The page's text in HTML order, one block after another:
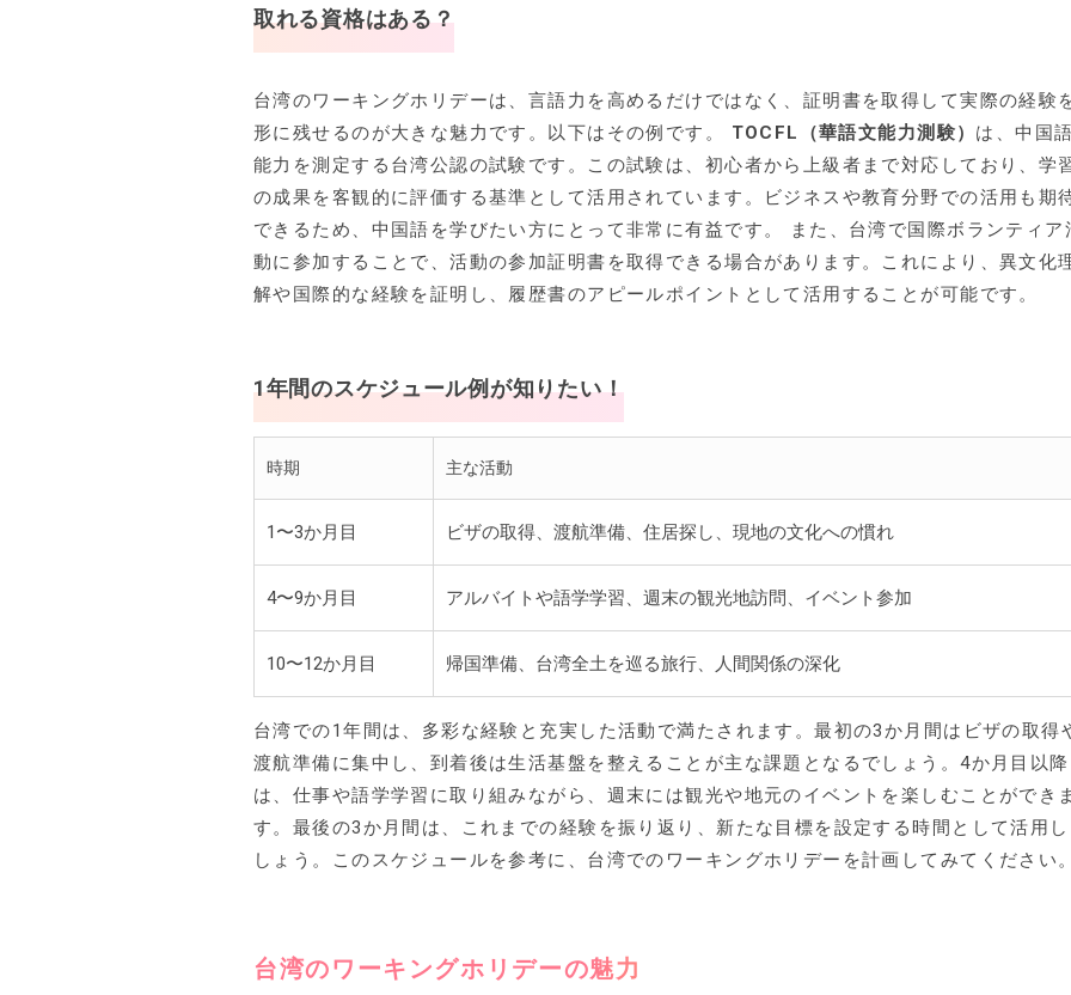
取れる資格はある？
台湾のワーキングホリデーは、言語力を高めるだけではなく、証明書を取得して実際の経験
形に残せるのが大きな魅力です。以下はその例です。 TOCFL（華語文能力測験） は、中国語
能力を測定する台湾公認の試験です。この試験は、初心者から上級者まで対応しており、学
の成果を客観的に評価する基準として活用されています。ビジネスや教育分野での活用も期
できるため、中国語を学びたい方にとって非常に有益です。 また、台湾で国際ボランティア
動に参加することで、活動の参加証明書を取得できる場合があります。これにより、異文化
解や国際的な経験を証明し、履歴書のアピールポイントとして活用することが可能です。
1年間のスケジュール例が知りたい！
時期 主な活動
1〜3か月目 ビザの取得、渡航準備、住居探し、現地の文化への慣れ
4〜9か月目 アルバイトや語学学習、週末の観光地訪問、イベント参加
10〜12か月目 帰国準備、台湾全土を巡る旅行、人間関係の深化
台湾での1年間は、多彩な経験と充実した活動で満たされます。最初の3か月間はビザの取得
渡航準備に集中し、到着後は生活基盤を整えることが主な課題となるでしょう。4か月目以降
は、仕事や語学学習に取り組みながら、週末には観光や地元のイベントを楽しむことができま
す。最後の3か月間は、これまでの経験を振り返り、新たな目標を設定する時間として活用し
しょう。このスケジュールを参考に、台湾でのワーキングホリデーを計画してみてください。
台湾のワーキングホリデーの魅力